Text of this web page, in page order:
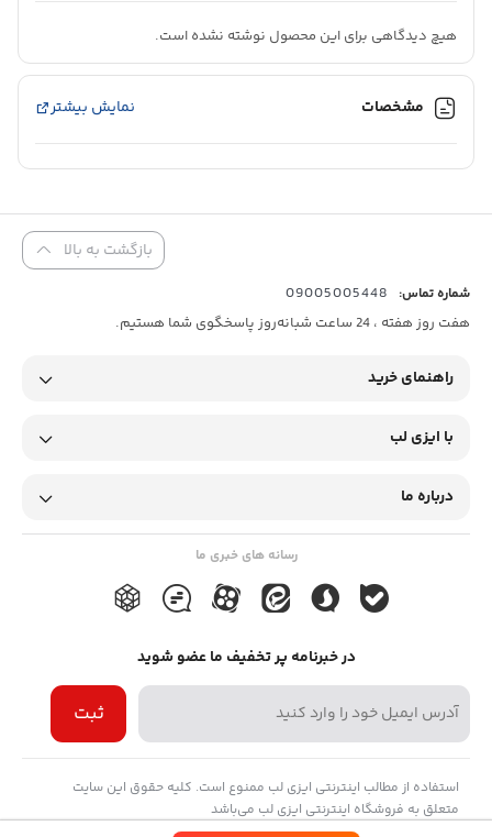
هیچ دیدگاهی برای این محصول نوشته نشده است.
مشخصات نمایش بیشتر
بازگشت به بالا
شماره تماس:
09005005448
هفت روز هفته ، 24 ساعت شبانه‌روز پاسخگوی شما هستیم.
راهنمای خرید
با ایزی لب
درباره ما
رسانه های خبری ما
در خبرنامه پر تخفیف ما عضو شوید
ثبت
استفاده از مطالب اینترنتی ایزی لب ممنوع است. کلیه حقوق این سایت
متعلق به فروشگاه اینترنتی ایزی لب می‌باشد